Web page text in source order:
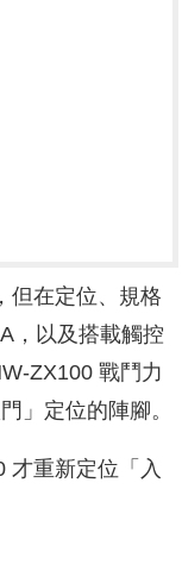
但在定位、規格
，以及搭載觸控
ZX100 戰鬥力
」定位的陣腳。
才重新定位「入